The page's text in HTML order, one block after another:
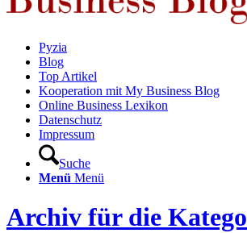
Pyzia
Blog
Top Artikel
Kooperation mit My Business Blog
Online Business Lexikon
Datenschutz
Impressum
Suche
Menü Menü
Archiv für die